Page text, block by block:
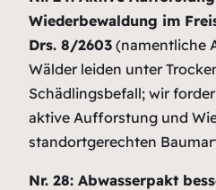
Wiederbewaldung im
Drs. 8/2603 (namentliche
Wälder leiden unter
Schädlingsbefall; wir
aktive Aufforstung und
standortgerechten
Nr. 28: Abwasserpakt